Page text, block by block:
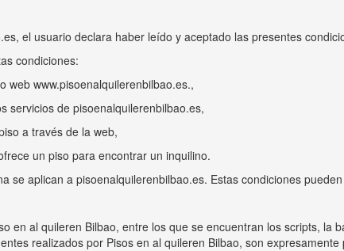
el usuario declara haber leído y aceptado las presentes
condiciones:
web www.pisoenalquilerenbilbao.es.,
servicios de pisoenalquilerenbilbao.es,
a través de la web,
un piso para encontrar un inquilino.
se aplican a pisoenalquilerenbilbao.es. Estas condiciones
en al quileren Bilbao, entre los que se encuentran los scripts, la
realizados por Pisos en al quileren Bilbao, son